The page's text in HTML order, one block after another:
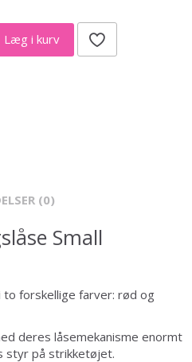
Læg i kurv
(0)
Small
to forskellige farver: rød og
deres låsemekanisme enormt
styr på strikketøjet.